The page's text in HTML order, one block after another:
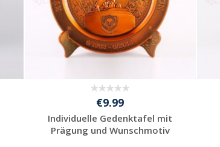
€9.99
Individuelle Gedenktafel mit
Prägung und Wunschmotiv